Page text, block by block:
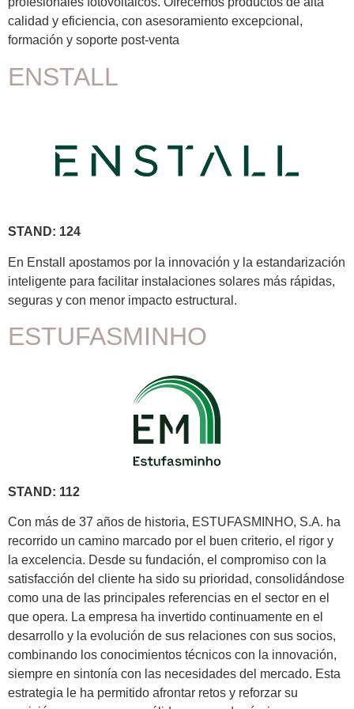
calidad y eficiencia, con asesoramiento excepcional,
formación y soporte post-venta
ENSTALL
STAND: 124
En Enstall apostamos por la innovación y la estandarización
inteligente para facilitar instalaciones solares más rápidas,
seguras y con menor impacto estructural.
ESTUFASMINHO
STAND: 112
Con más de 37 años de historia, ESTUFASMINHO, S.A. ha
recorrido un camino marcado por el buen criterio, el rigor y
la excelencia. Desde su fundación, el compromiso con la
satisfacción del cliente ha sido su prioridad, consolidándose
como una de las principales referencias en el sector en el
que opera. La empresa ha invertido continuamente en el
desarrollo y la evolución de sus relaciones con sus socios,
combinando los conocimientos técnicos con la innovación,
siempre en sintonía con las necesidades del mercado. Esta
estrategia le ha permitido afrontar retos y reforzar su